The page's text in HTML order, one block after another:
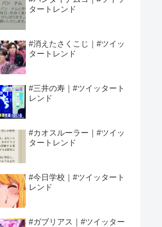
タートレンド
#消えたさくこじ｜#ツイッ
タートレンド
#三井の寿｜#ツイッタート
レンド
#カオスルーラー｜#ツイッ
タートレンド
#今日学校｜#ツイッタート
レンド
#ガブリアス｜#ツイッター